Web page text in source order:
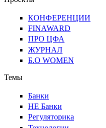
КОНФЕРЕНЦИИ
FINAWARD
ПРО ЦФА
ЖУРНАЛ
Б.О WOMEN
Темы
Банки
НЕ Банки
Регуляторика